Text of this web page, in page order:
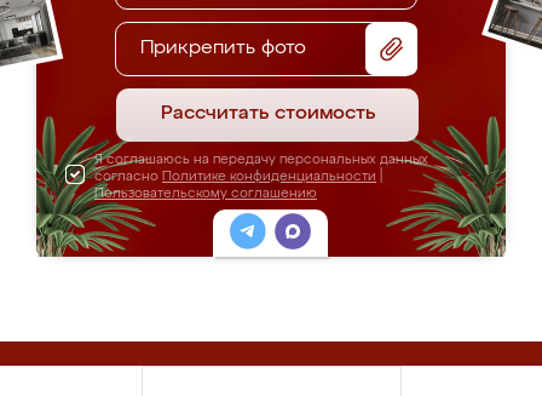
Прикрепить фото
Рассчитать стоимость
Я соглашаюсь на передачу персональных данных
согласно Политике конфиденциальности
Пользовательскому соглашению